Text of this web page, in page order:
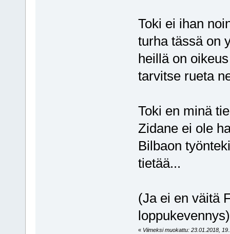
Toki ei ihan
turha tässä on
heillä on
tarvitse rueta
Toki en minä
Zidane ei ole
Bilbaon
tietää...
(Ja ei en väitä
loppukevennys)
« Viimeksi muokattu: 23.01.2018,